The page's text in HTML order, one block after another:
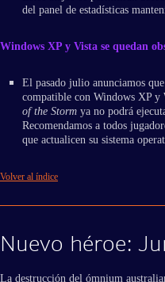
del panel de estadísticas
Windows XP y Vista se quedan
El pasado julio anunciamos que
compatible con Windows XP y
of the Storm ya no podrá
Recomendamos a todos
que actualicen su sistema
Volver al índice
Nuevo héroe:
La destrucción del ómnium